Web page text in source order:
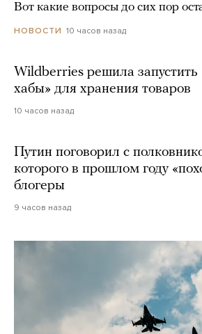
Вот какие вопросы до сих пор
НОВОСТИ 10 часов назад
Wildberries решила запустить
хабы» для хранения товаров
10 часов назад
Путин поговорил с
которого в прошлом году
блогеры
9 часов назад